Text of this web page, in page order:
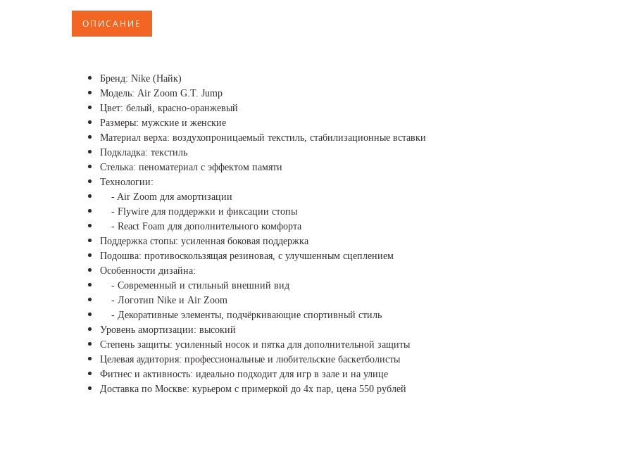
ОПИСАНИЕ
Бренд: Nike (Найк)
Модель: Air Zoom G.T. Jump
Цвет: белый, красно-оранжевый
Размеры: мужские и женские
Материал верха: воздухопроницаемый текстиль, стабилизационные вставки
Подкладка: текстиль
Стелька: пеноматериал с эффектом памяти
Технологии:
- Air Zoom для амортизации
- Flywire для поддержки и фиксации стопы
- React Foam для дополнительного комфорта
Поддержка стопы: усиленная боковая поддержка
Подошва: противоскользящая резиновая, с улучшенным сцеплением
Особенности дизайна:
- Современный и стильный внешний вид
- Логотип Nike и Air Zoom
- Декоративные элементы, подчёркивающие спортивный стиль
Уровень амортизации: высокий
Степень защиты: усиленный носок и пятка для дополнительной защиты
Целевая аудитория: профессиональные и любительские баскетболисты
Фитнес и активность: идеально подходит для игр в зале и на улице
Доставка по Москве: курьером с примеркой до 4х пар, цена 550 рублей